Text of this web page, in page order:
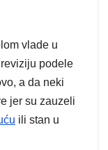
vlade u
podele
a da neki
jer su zauzeli
ili stan u